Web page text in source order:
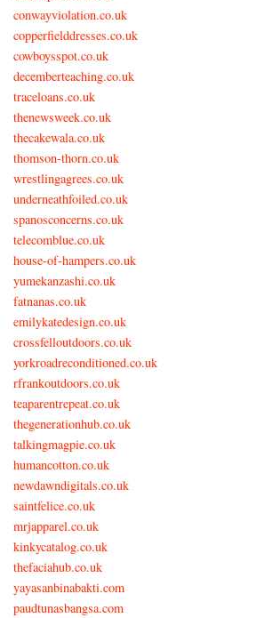
conwayviolation.co.uk
copperfielddresses.co.uk
cowboysspot.co.uk
decemberteaching.co.uk
traceloans.co.uk
thenewsweek.co.uk
thecakewala.co.uk
thomson-thorn.co.uk
wrestlingagrees.co.uk
underneathfoiled.co.uk
spanosconcerns.co.uk
telecomblue.co.uk
house-of-hampers.co.uk
yumekanzashi.co.uk
fatnanas.co.uk
emilykatedesign.co.uk
crossfelloutdoors.co.uk
yorkroadreconditioned.co.uk
rfrankoutdoors.co.uk
teaparentrepeat.co.uk
thegenerationhub.co.uk
talkingmagpie.co.uk
humancotton.co.uk
newdawndigitals.co.uk
saintfelice.co.uk
mrjapparel.co.uk
kinkycatalog.co.uk
thefaciahub.co.uk
yayasanbinabakti.com
paudtunasbangsa.com